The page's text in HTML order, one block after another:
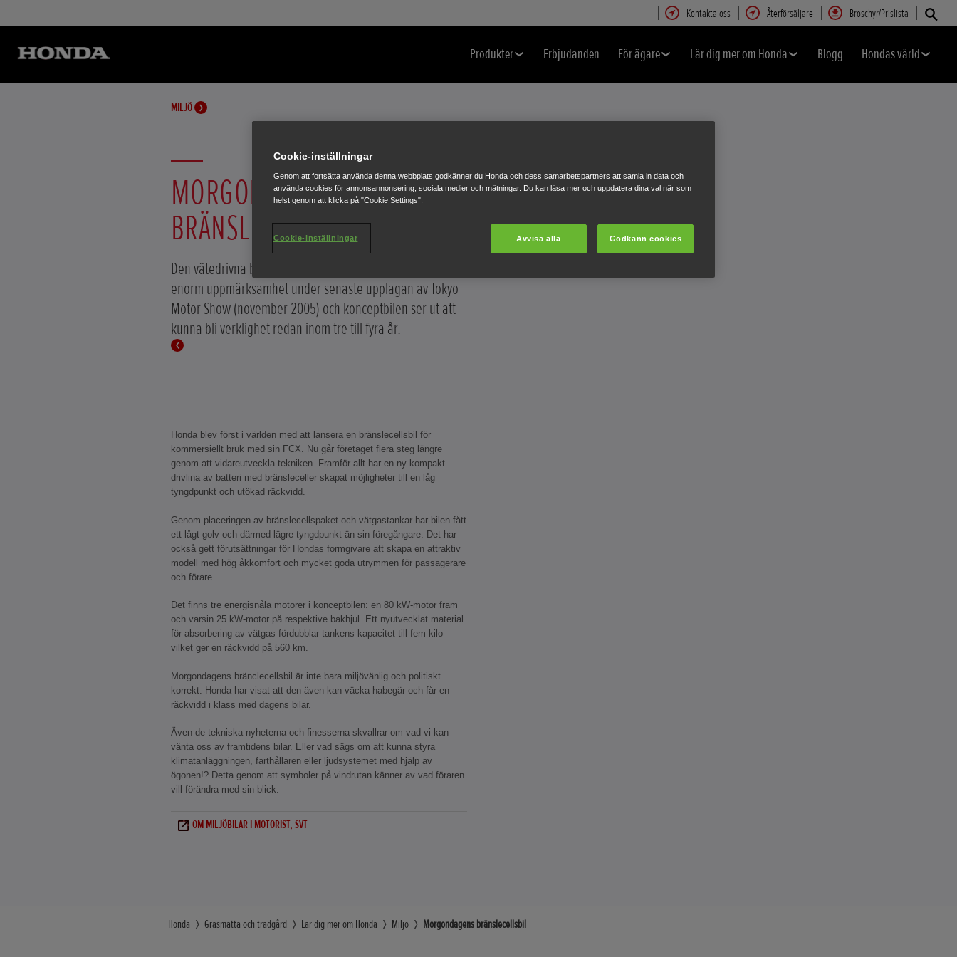
Kontakta oss Återförsäljare Broschyr/Prislista
Produkter Erbjudanden För ägare Lär dig mer om Honda Blogg Hondas värld
MILJÖ
MORGONDAGENS
BRÄNSLECELLSBIL
Den vätedrivna bränslecellsbilen FCX Concept fick en
enorm uppmärksamhet under senaste upplagan av Tokyo
Motor Show (november 2005) och konceptbilen ser ut att
kunna bli verklighet redan inom tre till fyra år.
Honda blev först i världen med att lansera en bränslecellsbil för
kommersiellt bruk med sin FCX. Nu går företaget flera steg längre
genom att vidareutveckla tekniken. Framför allt har en ny kompakt
drivlina av batteri med bränsleceller skapat möjligheter till en låg
tyngdpunkt och utökad räckvidd.
Genom placeringen av bränslecellspaket och vätgastankar har bilen fått
ett lågt golv och därmed lägre tyngdpunkt än sin föregångare. Det har
också gett förutsättningar för Hondas formgivare att skapa en attraktiv
modell med hög åkkomfort och mycket goda utrymmen för passagerare
och förare.
Det finns tre energisnåla motorer i konceptbilen: en 80 kW-motor fram
och varsin 25 kW-motor på respektive bakhjul. Ett nyutvecklat material
för absorbering av vätgas fördubblar tankens kapacitet till fem kilo
vilket ger en räckvidd på 560 km.
Morgondagens bränclecellsbil är inte bara miljövänlig och politiskt
korrekt. Honda har visat att den även kan väcka habegär och får en
räckvidd i klass med dagens bilar.
Även de tekniska nyheterna och finesserna skvallrar om vad vi kan
vänta oss av framtidens bilar. Eller vad sägs om att kunna styra
klimatanläggningen, farthållaren eller ljudsystemet med hjälp av
ögonen!? Detta genom att symboler på vindrutan känner av vad föraren
vill förändra med sin blick.
OM MILJÖBILAR I MOTORIST, SVT
Honda Gräsmatta och trädgård Lär dig mer om Honda Miljö Morgondagens bränslecellsbil
Cookie-inställningar
Genom att fortsätta använda denna webbplats godkänner du Honda och dess samarbetspartners att samla in data och
använda cookies för annonsannonsering, sociala medier och mätningar. Du kan läsa mer och uppdatera dina val när som
helst genom att klicka på "Cookie Settings".
Avvisa alla Godkänn cookies
Cookie-inställningar